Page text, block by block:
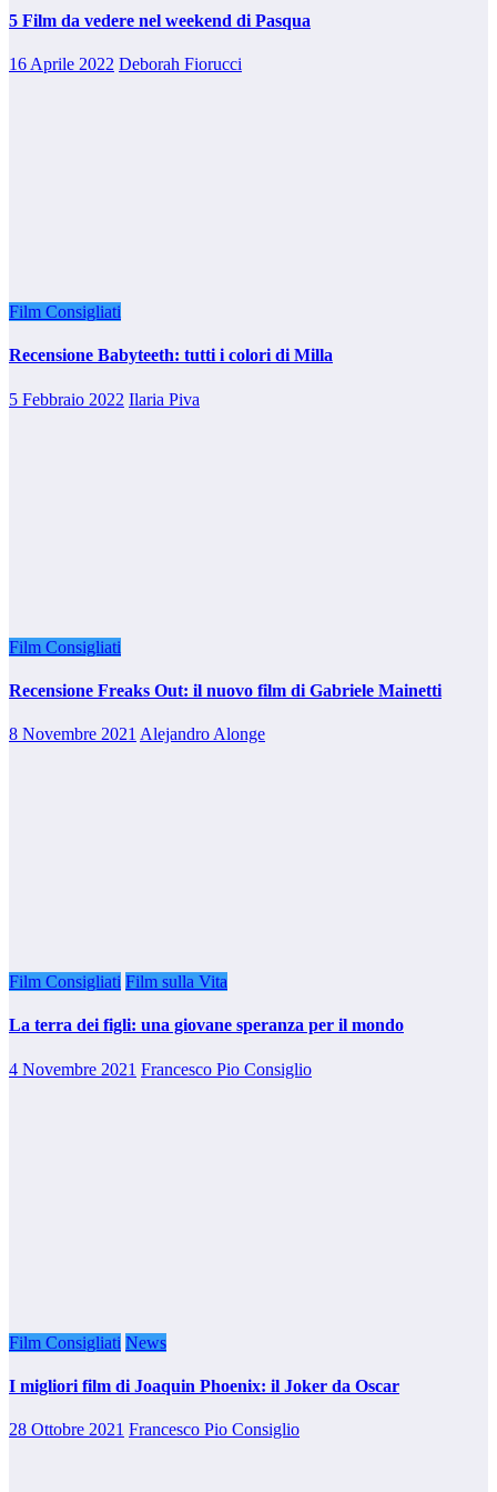
5 Film da vedere nel weekend di Pasqua
16 Aprile 2022 Deborah Fiorucci
Film Consigliati
Recensione Babyteeth: tutti i colori di Milla
5 Febbraio 2022 Ilaria Piva
Film Consigliati
Recensione Freaks Out: il nuovo film di Gabriele Mainetti
8 Novembre 2021 Alejandro Alonge
Film Consigliati Film sulla Vita
La terra dei figli: una giovane speranza per il mondo
4 Novembre 2021 Francesco Pio Consiglio
Film Consigliati News
I migliori film di Joaquin Phoenix: il Joker da Oscar
28 Ottobre 2021 Francesco Pio Consiglio